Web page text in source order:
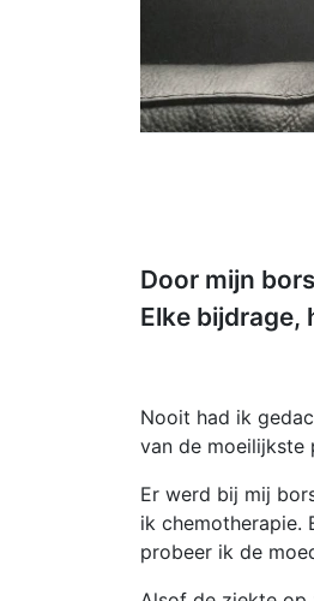
Door mijn
Elke bijdrage,
Nooit had ik
van de moeilijkste
Er werd bij mij
ik chemotherapie.
probeer ik de